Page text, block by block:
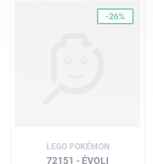
-26%
LEGO POKÉMON
72151 - ÉVOLI